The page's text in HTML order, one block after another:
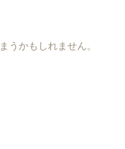
かもしれません。